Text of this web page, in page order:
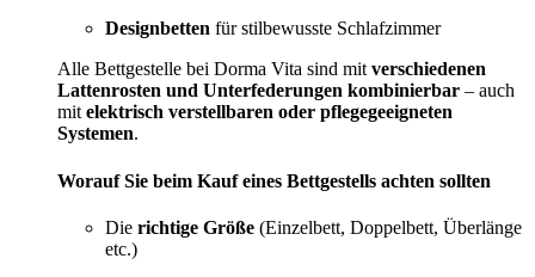
Designbetten für stilbewusste Schlafzimmer
Alle Bettgestelle bei Dorma Vita sind mit verschiedenen
Lattenrosten und Unterfederungen kombinierbar – auch
mit elektrisch verstellbaren oder pflegegeeigneten
Systemen.
Worauf Sie beim Kauf eines Bettgestells achten sollten
Die richtige Größe (Einzelbett, Doppelbett, Überlänge
etc.)